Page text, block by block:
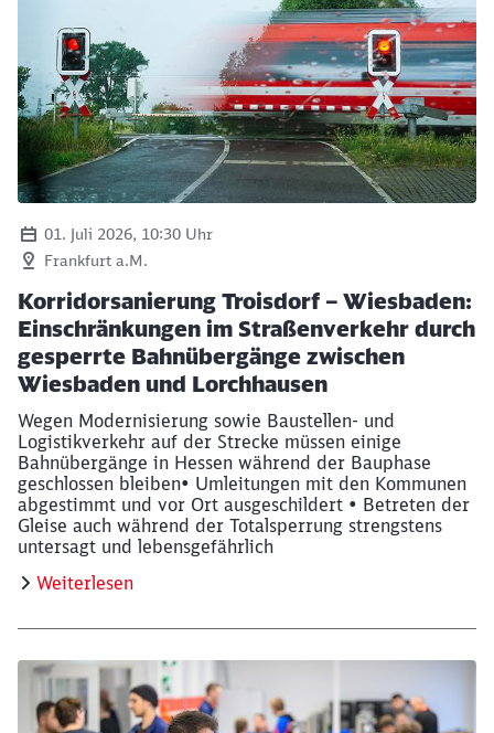
Korridorsanierung Troisdorf – Wiesbaden:
Einschränkungen im Straßenverkehr durch
gesperrte Bahnübergänge zwischen
Wiesbaden und Lorchhausen
01. Juli 2026, 10:30 Uhr
Frankfurt a.M.
Wegen Modernisierung sowie Baustellen- und
Logistikverkehr auf der Strecke müssen einige
Bahnübergänge in Hessen während der Bauphase
geschlossen bleiben• Umleitungen mit den Kommunen
abgestimmt und vor Ort ausgeschildert • Betreten der
Gleise auch während der Totalsperrung strengstens
untersagt und lebensgefährlich
Weiterlesen